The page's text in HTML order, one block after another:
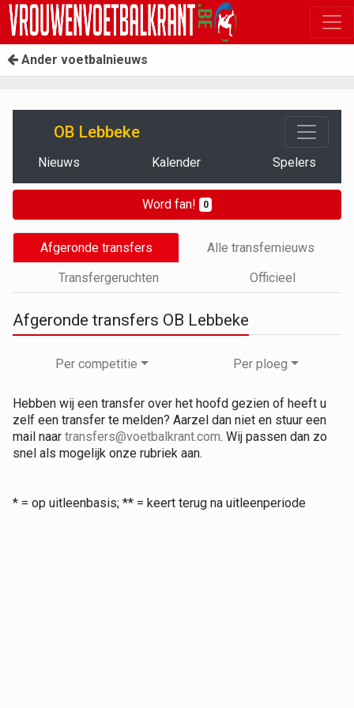
Ander voetbalnieuws
OB Lebbeke
Nieuws Kalender Spelers
Word fan! 0
Afgeronde transfers
Alle transfernieuws
Transfergeruchten
Officieel
Afgeronde transfers OB Lebbeke
Per competitie Per ploeg
Hebben wij een transfer over het hoofd gezien of heeft u
zelf een transfer te melden? Aarzel dan niet en stuur een
mail naar transfers@voetbalkrant.com. Wij passen dan zo
snel als mogelijk onze rubriek aan.
* = op uitleenbasis; ** = keert terug na uitleenperiode